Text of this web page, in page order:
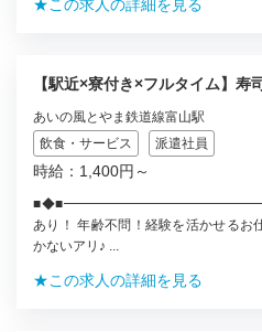
★この求人の詳細を見る
【駅近×寮付き×フルタイム】寿
あいの風とやま鉄道線富山駅
飲食・サービス
派遣社員
時給：1,400円～
■◆■━━━━━━━━━━━━━━━━ 富
あり！ 年齢不問！経験を活かせる
かないアリ♪ ...
★この求人の詳細を見る